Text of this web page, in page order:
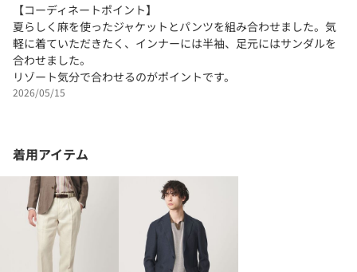
【コーディネートポイント】
夏らしく麻を使ったジャケットとパンツを組み合わせました。気
軽に着ていただきたく、インナーには半袖、足元にはサンダルを
合わせました。
リゾート気分で合わせるのがポイントです。
2026/05/15
着用アイテム